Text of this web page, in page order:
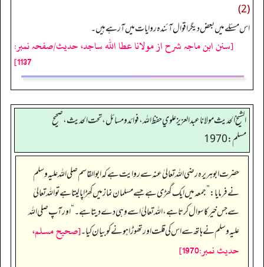
(2)
اس مسئلے میں بعض دیگر اقوال آئندہ روایات میں آرہے ہیں۔
[سنن ابن ماجہ شرح از مولانا عطا الله ساجد، حدیث/صفحہ نمبر:
1137]
الشيخ الحديث مولانا عبدالعزيز علوي حفظ الله، فوائد و مسائل، تحت الحديث ، صحيح
مسلم: 1970
حضرت ابوہریرہ رضی اللہ تعالیٰ عنہ سے روایت ہے کہ ابو القاسم صلی اللہ علیہ وسلم
نے فرمایا:”جمعہ میں ایک گھڑی ہے جسے مسلمان نماز میں کھڑا پا لیتا ہے تو اللہ تعالیٰ
سے جس خیر کا سوال کرتا ہے، اللہ تعالیٰ اسے وہی دے دیتا ہے۔“اور آپ صلی اللہ
علیہ وسلم نے ہاتھ سے اس کی قلت اور تھوڑا ہونے کو بیان کیا۔[صحيح مسلم،
حديث نمبر:1970]